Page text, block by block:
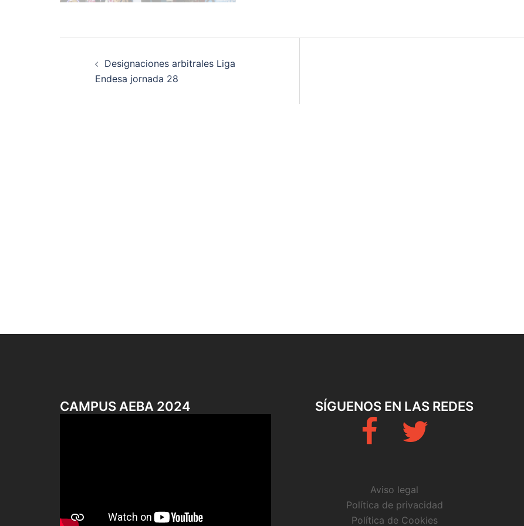
Designaciones arbitrales Liga
Endesa jornada 28
CAMPUS AEBA 2024 SÍGUENOS EN LAS REDES
Twitter
Aviso legal
Política de privacidad
Política de Cookies